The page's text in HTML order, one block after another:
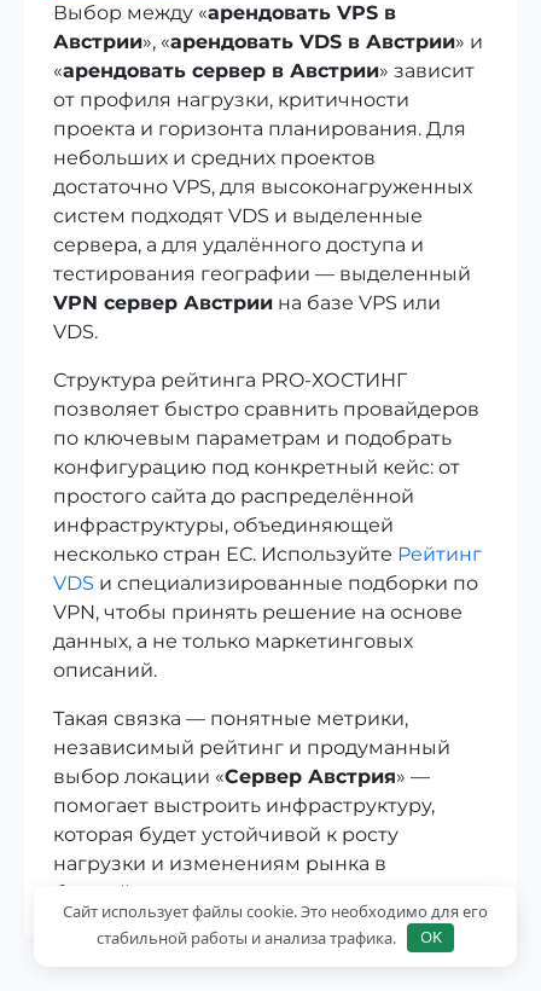
Выбор между «арендовать VPS в
Австрии», «арендовать VDS в Австрии» и
«арендовать сервер в Австрии» зависит
от профиля нагрузки, критичности
проекта и горизонта планирования. Для
небольших и средних проектов
достаточно VPS, для высоконагруженных
систем подходят VDS и выделенные
сервера, а для удалённого доступа и
тестирования географии — выделенный
VPN сервер Австрии на базе VPS или
VDS.
Структура рейтинга PRO-ХОСТИНГ
позволяет быстро сравнить провайдеров
по ключевым параметрам и подобрать
конфигурацию под конкретный кейс: от
простого сайта до распределённой
инфраструктуры, объединяющей
несколько стран ЕС. Используйте Рейтинг
VDS и специализированные подборки по
VPN, чтобы принять решение на основе
данных, а не только маркетинговых
описаний.
Такая связка — понятные метрики,
независимый рейтинг и продуманный
выбор локации «Сервер Австрия» —
помогает выстроить инфраструктуру,
которая будет устойчивой к росту
нагрузки и изменениям рынка в
ближайшие годы.
Сайт использует файлы cookie. Это необходимо для его
стабильной работы и анализа трафика.
OK